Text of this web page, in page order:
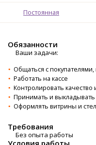
Постоянная
Обязанности
Ваши задачи:
Общаться с
Работать на кассе
Контролировать качество
Принимать и выкладывать
Оформлять витрины и
Требования
Без опыта работы
Условия работы